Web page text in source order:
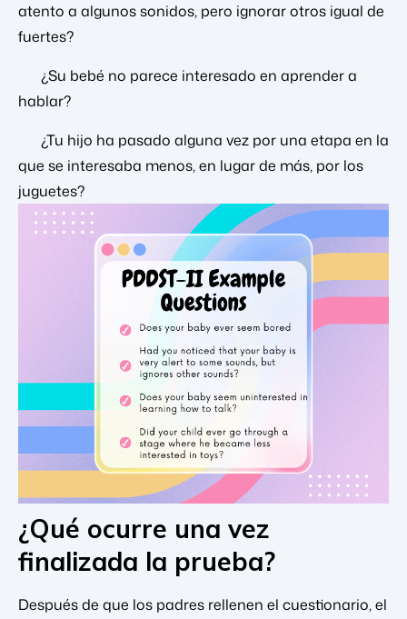
atento a algunos sonidos, pero ignorar otros igual de
fuertes?
¿Su bebé no parece interesado en aprender a
hablar?
¿Tu hijo ha pasado alguna vez por una etapa en la
que se interesaba menos, en lugar de más, por los
juguetes?
¿Qué ocurre una vez
finalizada la prueba?
Después de que los padres rellenen el cuestionario, el